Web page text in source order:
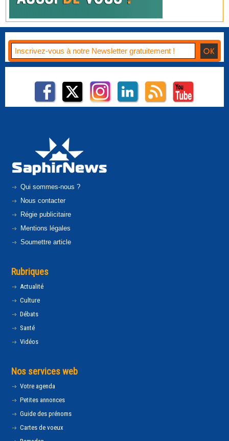
Qui sommes-nous ?
Nous contacter
Régie publicitaire
Mentions légales
Soumettre article
Rubriques
Actualité
Culture
Débats
Santé
Vidéos
Nos services web
Votre agenda
Petites annonces
Guide des prénoms
Cartes de voeux